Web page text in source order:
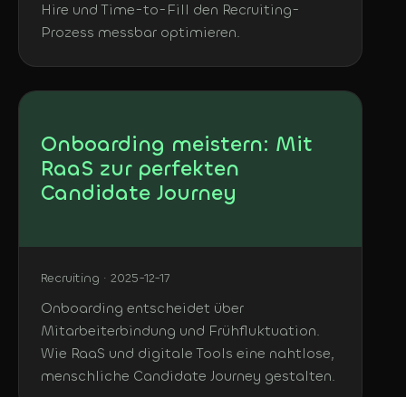
Hire und Time-to-Fill den Recruiting-
Prozess messbar optimieren.
Onboarding meistern: Mit
RaaS zur perfekten
Candidate Journey
Recruiting · 2025-12-17
Onboarding entscheidet über
Mitarbeiterbindung und Frühfluktuation.
Wie RaaS und digitale Tools eine nahtlose,
menschliche Candidate Journey gestalten.